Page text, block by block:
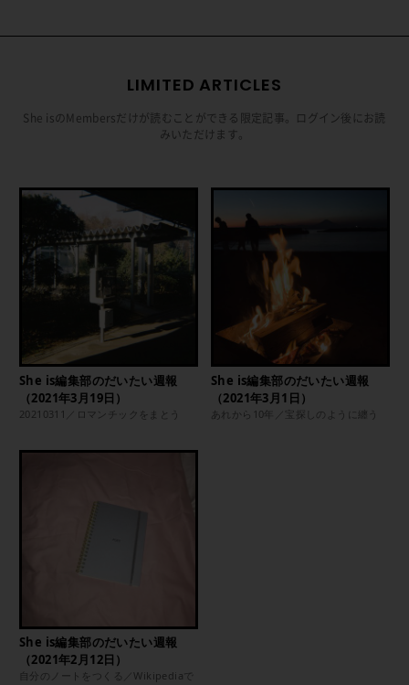
LIMITED ARTICLES
She isのMembersだけが読むことができる限定記事。ログイン後にお読
みいただけます。
She is編集部のだいたい週報
（2021年3月19日）
20210311／ロマンチックをまとう
She is編集部のだいたい週報
（2021年3月1日）
あれから10年／宝探しのように纏う
She is編集部のだいたい週報
（2021年2月12日）
自分のノートをつくる／Wikipediaで